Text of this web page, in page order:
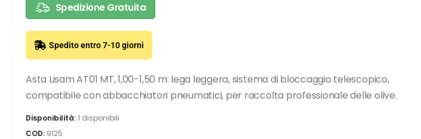
Spedizione Gratuita
Spedito entro 7-10 giorni
Asta Lisam AT01 MT, 1,00-1,50 m: lega leggera, sistema di bloccaggio telescopico,
compatibile con abbacchiatori pneumatici, per raccolta professionale delle olive.
Disponibilità:1 disponibili
COD: 9125